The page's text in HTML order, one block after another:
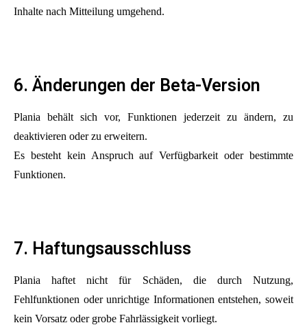
Inhalte nach Mitteilung umgehend.
6. Änderungen der Beta-Version
Plania behält sich vor, Funktionen jederzeit zu ändern, zu
deaktivieren oder zu erweitern.
Es besteht kein Anspruch auf Verfügbarkeit oder bestimmte
Funktionen.
7. Haftungsausschluss
Plania haftet nicht für Schäden, die durch Nutzung,
Fehlfunktionen oder unrichtige Informationen entstehen, soweit
kein Vorsatz oder grobe Fahrlässigkeit vorliegt.